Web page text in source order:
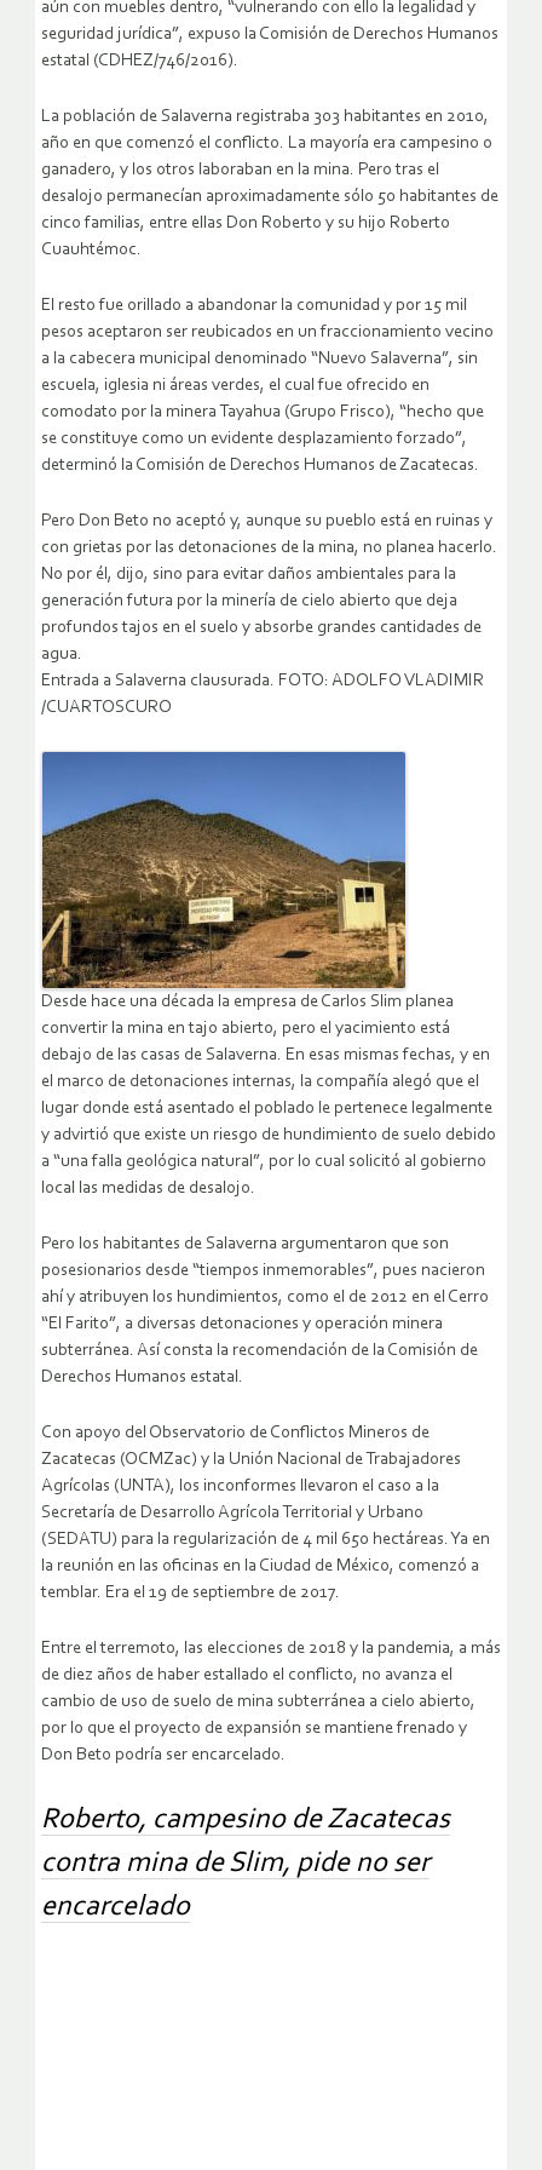
aún con muebles dentro, “vulnerando con ello la legalidad y
seguridad jurídica”, expuso la Comisión de Derechos Humanos
estatal (CDHEZ/746/2016).
La población de Salaverna registraba 303 habitantes en 2010,
año en que comenzó el conflicto. La mayoría era campesino o
ganadero, y los otros laboraban en la mina. Pero tras el
desalojo permanecían aproximadamente sólo 50 habitantes de
cinco familias, entre ellas Don Roberto y su hijo Roberto
Cuauhtémoc.
El resto fue orillado a abandonar la comunidad y por 15 mil
pesos aceptaron ser reubicados en un fraccionamiento vecino
a la cabecera municipal denominado “Nuevo Salaverna”, sin
escuela, iglesia ni áreas verdes, el cual fue ofrecido en
comodato por la minera Tayahua (Grupo Frisco), “hecho que
se constituye como un evidente desplazamiento forzado”,
determinó la Comisión de Derechos Humanos de Zacatecas.
Pero Don Beto no aceptó y, aunque su pueblo está en ruinas y
con grietas por las detonaciones de la mina, no planea hacerlo.
No por él, dijo, sino para evitar daños ambientales para la
generación futura por la minería de cielo abierto que deja
profundos tajos en el suelo y absorbe grandes cantidades de
agua.
Entrada a Salaverna clausurada. FOTO: ADOLFO VLADIMIR
/CUARTOSCURO
Desde hace una década la empresa de Carlos Slim planea
convertir la mina en tajo abierto, pero el yacimiento está
debajo de las casas de Salaverna. En esas mismas fechas, y en
el marco de detonaciones internas, la compañía alegó que el
lugar donde está asentado el poblado le pertenece legalmente
y advirtió que existe un riesgo de hundimiento de suelo debido
a “una falla geológica natural”, por lo cual solicitó al gobierno
local las medidas de desalojo.
Pero los habitantes de Salaverna argumentaron que son
posesionarios desde “tiempos inmemorables”, pues nacieron
ahí y atribuyen los hundimientos, como el de 2012 en el Cerro
“El Farito”, a diversas detonaciones y operación minera
subterránea. Así consta la recomendación de la Comisión de
Derechos Humanos estatal.
Con apoyo del Observatorio de Conflictos Mineros de
Zacatecas (OCMZac) y la Unión Nacional de Trabajadores
Agrícolas (UNTA), los inconformes llevaron el caso a la
Secretaría de Desarrollo Agrícola Territorial y Urbano
(SEDATU) para la regularización de 4 mil 650 hectáreas. Ya en
la reunión en las oficinas en la Ciudad de México, comenzó a
temblar. Era el 19 de septiembre de 2017.
Entre el terremoto, las elecciones de 2018 y la pandemia, a más
de diez años de haber estallado el conflicto, no avanza el
cambio de uso de suelo de mina subterránea a cielo abierto,
por lo que el proyecto de expansión se mantiene frenado y
Don Beto podría ser encarcelado.
Roberto, campesino de Zacatecas
contra mina de Slim, pide no ser
encarcelado